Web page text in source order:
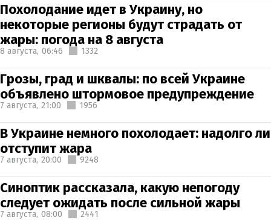
Похолодание идет в Украину, но
некоторые регионы будут страдать от
жары: погода на 8 августа
8 августа, 06:46 1332
Грозы, град и шквалы: по всей Украине
объявлено штормовое предупреждение
7 августа, 21:00 1956
В Украине немного похолодает: надолго ли
отступит жара
7 августа, 20:00 9248
Синоптик рассказала, какую непогоду
следует ожидать после сильной жары
7 августа, 08:00 2441